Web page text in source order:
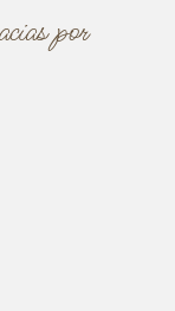
por